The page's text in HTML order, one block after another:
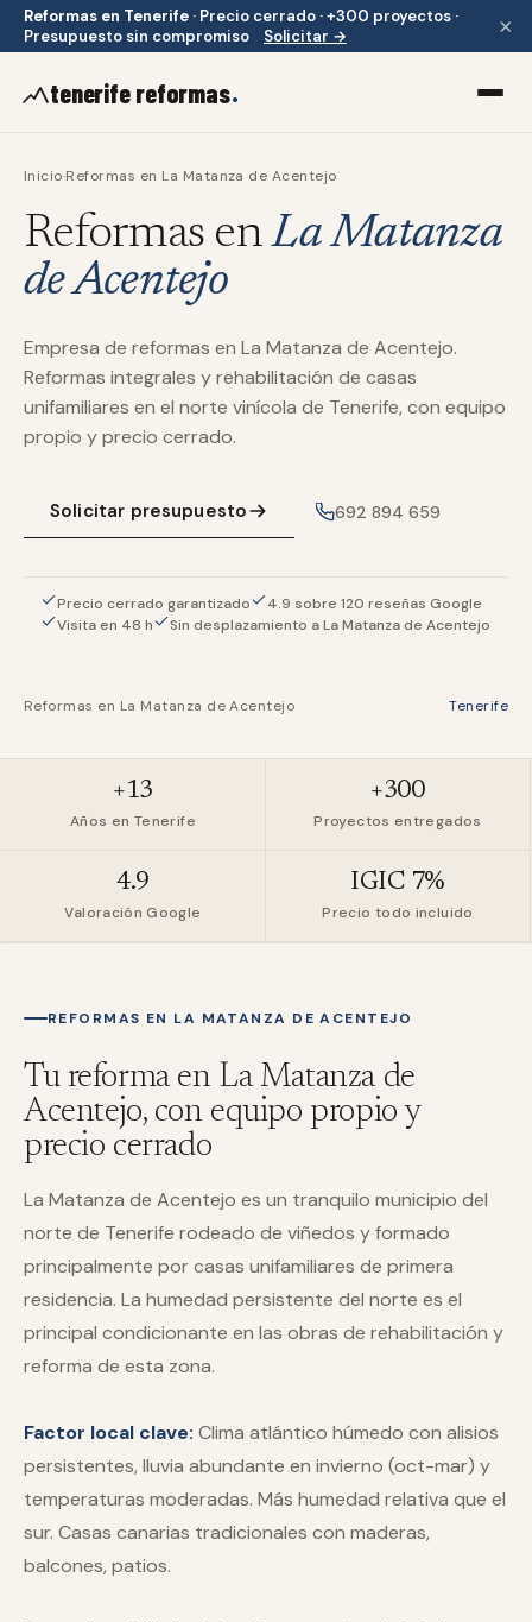
Reformas en Tenerife · Precio cerrado · +300 proyectos ·
Presupuesto sin compromiso
Solicitar → ×
tenerife reformas.
Inicio·Reformas en La Matanza de Acentejo
Reformas enLa Matanza
de Acentejo
Empresa de reformas en La Matanza de Acentejo.
Reformas integrales y rehabilitación de casas
unifamiliares en el norte vinícola de Tenerife, con equipo
propio y precio cerrado.
Solicitar presupuesto 692 894 659
Precio cerrado garantizado
4.9 sobre 120 reseñas Google
Visita en 48 h
Sin desplazamiento a La Matanza de Acentejo
Reformas en La Matanza de Acentejo Tenerife
+13
Años en Tenerife
+300
Proyectos entregados
4.9
Valoración Google
IGIC 7%
Precio todo incluido
REFORMAS EN LA MATANZA DE ACENTEJO
Tu reforma en La Matanza de
Acentejo, con equipo propio y
precio cerrado
La Matanza de Acentejo es un tranquilo municipio del
norte de Tenerife rodeado de viñedos y formado
principalmente por casas unifamiliares de primera
residencia. La humedad persistente del norte es el
principal condicionante en las obras de rehabilitación y
reforma de esta zona.
Factor local clave: Clima atlántico húmedo con alisios
persistentes, lluvia abundante en invierno (oct-mar) y
temperaturas moderadas. Más humedad relativa que el
sur. Casas canarias tradicionales con maderas,
balcones, patios.